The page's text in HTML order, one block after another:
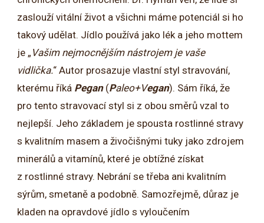
zaslouží vitální život a všichni máme potenciál si ho
takový udělat. Jídlo používá jako lék a jeho mottem
je „ Vašim nejmocnějším nástrojem je vaše
vidlička.“ Autor prosazuje vlastní styl stravování,
kterému říká Pegan(Paleo+Vegan). Sám říká, že
pro tento stravovací styl si z obou směrů vzal to
nejlepší. Jeho základem je spousta rostlinné stravy
s kvalitním masem a živočišnými tuky jako zdrojem
minerálů a vitamínů, které je obtížné získat
z rostlinné stravy. Nebrání se třeba ani kvalitním
sýrům, smetaně a podobně. Samozřejmě, důraz je
kladen na opravdové jídlo s vyloučením